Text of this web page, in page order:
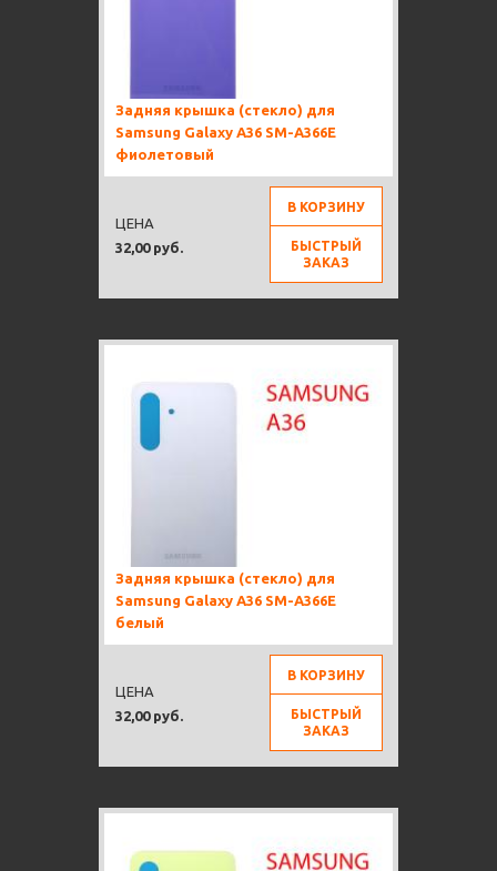
Задняя крышка (стекло) для
Samsung Galaxy A36 SM-A366E
фиолетовый
32,00 руб.
ЦЕНА
В КОРЗИНУ
БЫСТРЫЙ
ЗАКАЗ
Задняя крышка (стекло) для
Samsung Galaxy A36 SM-A366E
белый
32,00 руб.
ЦЕНА
В КОРЗИНУ
БЫСТРЫЙ
ЗАКАЗ